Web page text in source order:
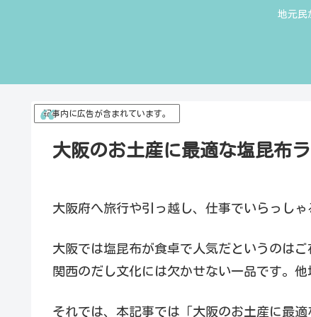
地元民
記事内に広告が含まれています。
大阪のお土産に最適な塩昆布
大阪府へ旅行や引っ越し、仕事でいらっしゃ
大阪では塩昆布が食卓で人気だというのは
関西のだし文化には欠かせない一品です。
それでは、本記事では「大阪のお土産に最